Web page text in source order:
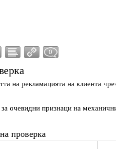
0
на рекламацията на клиента
очевидни признаци на
проверка